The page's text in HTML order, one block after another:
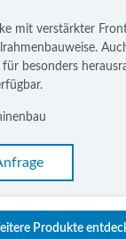
mit verstärkter
besonders
Produkte